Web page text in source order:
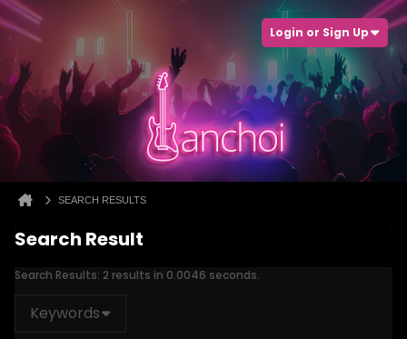
Login or Sign Up
SEARCH RESULTS
Search Result
Search Results: 2 results in 0.0046 seconds.
Keywords